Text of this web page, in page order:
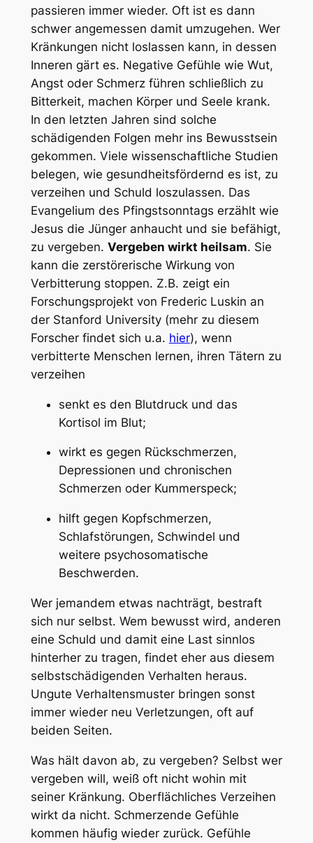
passieren immer wieder. Oft ist es dann
schwer angemessen damit umzugehen. Wer
Kränkungen nicht loslassen kann, in dessen
Inneren gärt es. Negative Gefühle wie Wut,
Angst oder Schmerz führen schließlich zu
Bitterkeit, machen Körper und Seele krank.
In den letzten Jahren sind solche
schädigenden Folgen mehr ins Bewusstsein
gekommen. Viele wissenschaftliche Studien
belegen, wie gesundheitsfördernd es ist, zu
verzeihen und Schuld loszulassen. Das
Evangelium des Pfingstsonntags erzählt wie
Jesus die Jünger anhaucht und sie befähigt,
zu vergeben. Vergeben wirkt heilsam. Sie
kann die zerstörerische Wirkung von
Verbitterung stoppen. Z.B. zeigt ein
Forschungsprojekt von Frederic Luskin an
der Stanford University (mehr zu diesem
Forscher findet sich u.a. hier), wenn
verbitterte Menschen lernen, ihren Tätern zu
verzeihen
senkt es den Blutdruck und das
Kortisol im Blut;
wirkt es gegen Rückschmerzen,
Depressionen und chronischen
Schmerzen oder Kummerspeck;
hilft gegen Kopfschmerzen,
Schlafstörungen, Schwindel und
weitere psychosomatische
Beschwerden.
Wer jemandem etwas nachträgt, bestraft
sich nur selbst. Wem bewusst wird, anderen
eine Schuld und damit eine Last sinnlos
hinterher zu tragen, findet eher aus diesem
selbstschädigenden Verhalten heraus.
Ungute Verhaltensmuster bringen sonst
immer wieder neu Verletzungen, oft auf
beiden Seiten.
Was hält davon ab, zu vergeben? Selbst wer
vergeben will, weiß oft nicht wohin mit
seiner Kränkung. Oberflächliches Verzeihen
wirkt da nicht. Schmerzende Gefühle
kommen häufig wieder zurück. Gefühle